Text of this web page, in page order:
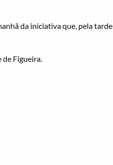
da iniciativa que, pela tarde
de Figueira.